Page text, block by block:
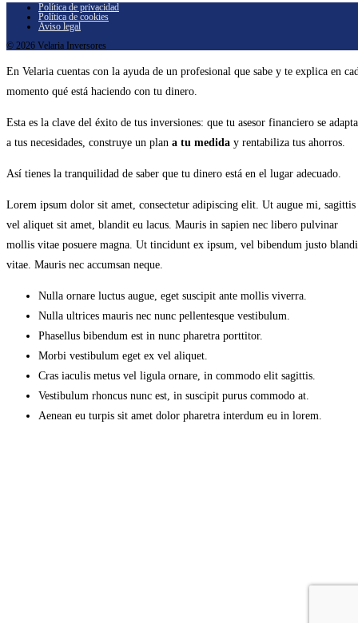
Política de privacidad
Política de cookies
Aviso legal
© 2026 Velaria Inversores
En Velaria cuentas con la ayuda de un profesional que sabe y te explica en
momento qué está haciendo con tu dinero.
Esta es la clave del éxito de tus inversiones: que tu asesor financiero se adapta
a tus necesidades, construye un plan a tu medida y rentabiliza tus ahorros.
Así tienes la tranquilidad de saber que tu dinero está en el lugar adecuado.
Lorem ipsum dolor sit amet, consectetur adipiscing elit. Ut augue mi, sagittis
vel aliquet sit amet, blandit eu lacus. Mauris in sapien nec libero pulvinar
mollis vitae posuere magna. Ut tincidunt ex ipsum, vel bibendum justo
vitae. Mauris nec accumsan neque.
Nulla ornare luctus augue, eget suscipit ante mollis viverra.
Nulla ultrices mauris nec nunc pellentesque vestibulum.
Phasellus bibendum est in nunc pharetra porttitor.
Morbi vestibulum eget ex vel aliquet.
Cras iaculis metus vel ligula ornare, in commodo elit sagittis.
Vestibulum rhoncus nunc est, in suscipit purus commodo at.
Aenean eu turpis sit amet dolor pharetra interdum eu in lorem.